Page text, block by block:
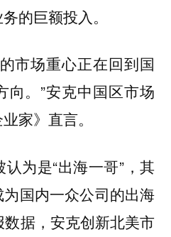
的巨额投入。
市场重心正在回到国
向。”安克中国区市场
家》直言。
为是“出海一哥”，其
国内一众公司的出海
据，安克创新北美市